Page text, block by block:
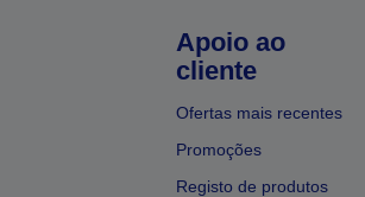
Apoio ao
cliente
Ofertas mais recentes
Promoções
Registo de produtos